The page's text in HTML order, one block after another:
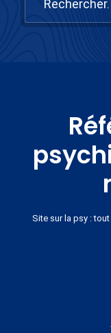
Site sur la psy :